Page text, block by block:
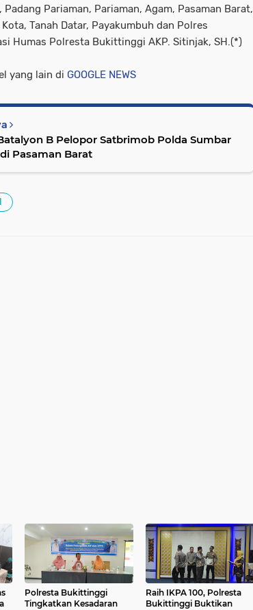
Pariaman, Pariaman, Agam, Pasaman Barat,
Tanah Datar, Payakumbuh dan Polres
Humas Polresta Bukittinggi AKP. Sitinjak, SH.(*)
yang lain di GOOGLE NEWS
B Pelopor Satbrimob Polda Sumbar
Pasaman Barat
Polresta Bukittinggi
Tingkatkan Kesadaran
Raih IKPA 100, Polresta
Bukittinggi Buktikan